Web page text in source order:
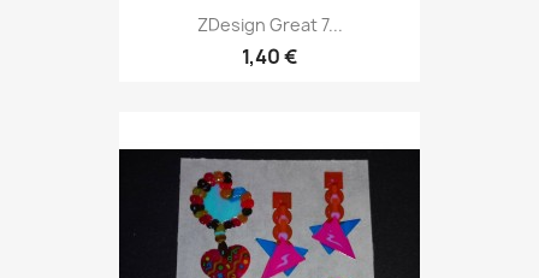
ZDesign Great 7...
1,40 €